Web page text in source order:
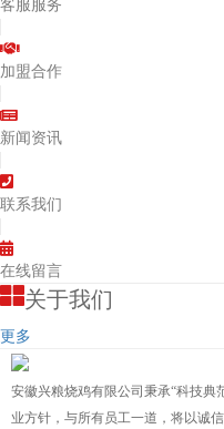
客服服务
加盟合作
新闻资讯
联系我们
在线留言
关于我们
更多
安徽兴粮烧鸡有限公司秉承“科技典
业方针，与所有员工一道，将以诚